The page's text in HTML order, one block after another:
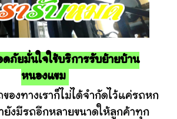
ดภัยมั่นใจใช้บริการรับย้ายบ้าน
หนองแขม
งเราก็ไม่ได้จำกัดไว้แค่รถหก
ยังมีรถอีกหลายขนาดให้ลูกค้าทุก